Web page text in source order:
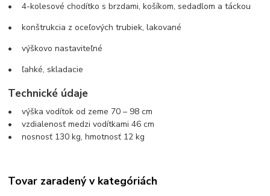
• 4-kolesové chodítko s brzdami, košíkom, sedadlom a táckou
• konštrukcia z oceľových trubiek, lakované
• výškovo nastaviteľné
• ľahké, skladacie
Technické údaje
• výška vodítok od zeme 70 – 98 cm
• vzdialenosť medzi vodítkami 46 cm
• nosnosť 130 kg, hmotnosť 12 kg
Tovar zaradený v kategóriách